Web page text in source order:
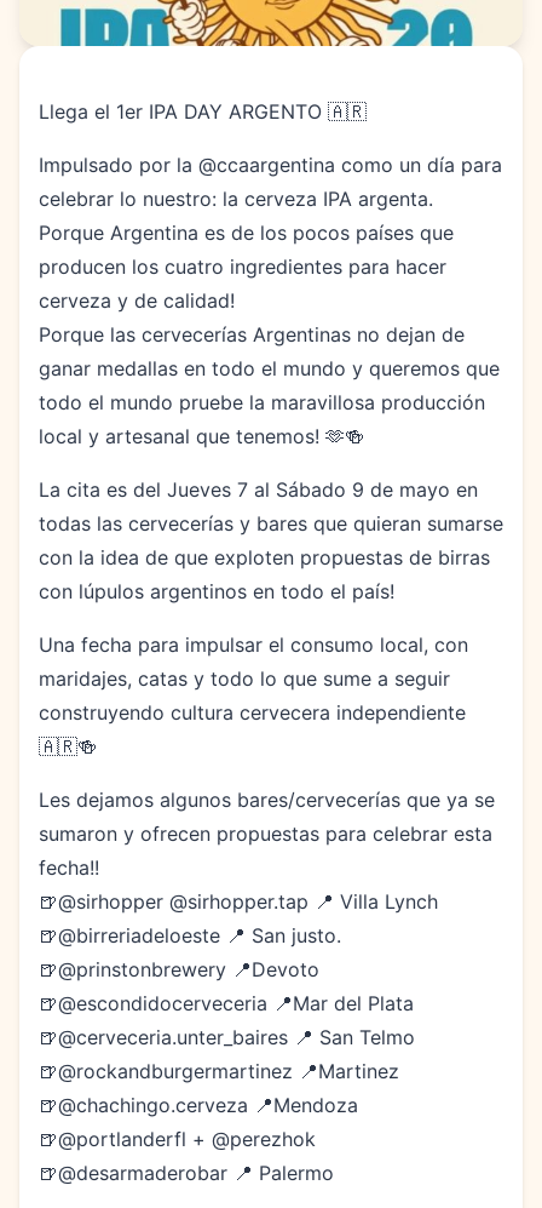
Llega el 1er IPA DAY ARGENTO 🇦🇷
Impulsado por la @ccaargentina como un día para
celebrar lo nuestro: la cerveza IPA argenta.
Porque Argentina es de los pocos países que
producen los cuatro ingredientes para hacer
cerveza y de calidad!
Porque las cervecerías Argentinas no dejan de
ganar medallas en todo el mundo y queremos que
todo el mundo pruebe la maravillosa producción
local y artesanal que tenemos! 🫶🍻
La cita es del Jueves 7 al Sábado 9 de mayo en
todas las cervecerías y bares que quieran sumarse
con la idea de que exploten propuestas de birras
con lúpulos argentinos en todo el país!
Una fecha para impulsar el consumo local, con
maridajes, catas y todo lo que sume a seguir
construyendo cultura cervecera independiente
🇦🇷🍻
Les dejamos algunos bares/cervecerías que ya se
sumaron y ofrecen propuestas para celebrar esta
fecha!!
🍺@sirhopper @sirhopper.tap 📍 Villa Lynch
🍺@birreriadeloeste 📍 San justo.
🍺@prinstonbrewery 📍Devoto
🍺@escondidocerveceria 📍Mar del Plata
🍺@cerveceria.unter_baires 📍 San Telmo
🍺@rockandburgermartinez 📍Martinez
🍺@chachingo.cerveza 📍Mendoza
🍺@portlanderfl + @perezhok
🍺@desarmaderobar 📍 Palermo